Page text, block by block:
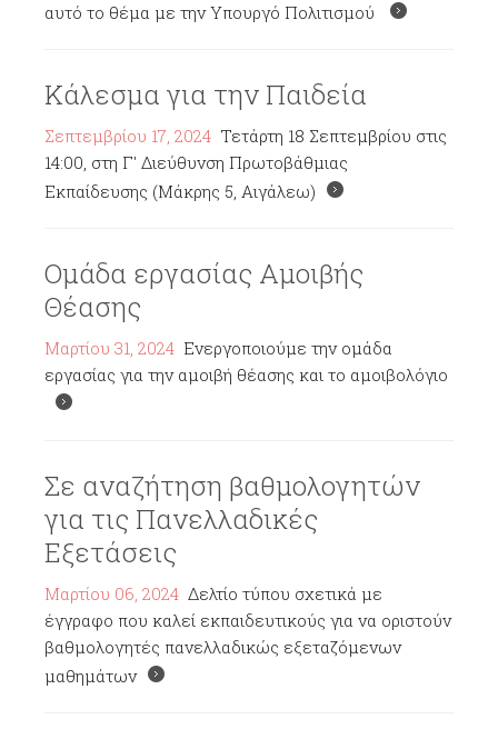
αυτό το θέμα με την Υπουργό Πολιτισμού
Κάλεσμα για την Παιδεία
Σεπτεμβρίου 17, 2024 Τετάρτη 18 Σεπτεμβρίου στις
14:00, στη Γ' Διεύθυνση Πρωτοβάθμιας
Εκπαίδευσης (Μάκρης 5, Αιγάλεω)
Ομάδα εργασίας Αμοιβής
Θέασης
Μαρτίου 31, 2024 Ενεργοποιούμε την ομάδα
εργασίας για την αμοιβή θέασης και το αμοιβολόγιο
Σε αναζήτηση βαθμολογητών
για τις Πανελλαδικές
Εξετάσεις
Μαρτίου 06, 2024 Δελτίο τύπου σχετικά με
έγγραφο που καλεί εκπαιδευτικούς για να οριστούν
βαθμολογητές πανελλαδικώς εξεταζόμενων
μαθημάτων